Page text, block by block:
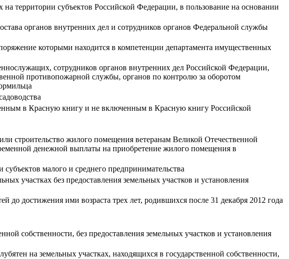
территории субъектов Российской Федерации, в пользование на основании
органов внутренних дел и сотрудников органов Федеральной службы
которыми находится в компетенции департамента имущественных
сотрудников органов внутренних дел Российской Федерации,
противопожарной службы, органов по контролю за оборотом
в Красную книгу и не включенным в Красную книгу Российской
строительство жилого помещения ветеранам Великой Отечественной
денежной выплаты на приобретение жилого помещения в
малого и среднего предпринимательства
участках без предоставления земельных участков и установления
достижения ими возраста трех лет, родившихся после 31 декабря 2012 года
собственности, без предоставления земельных участков и установления
на земельных участках, находящихся в государственной собственности,